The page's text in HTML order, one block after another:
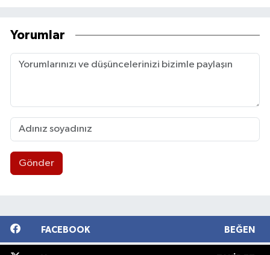
Yorumlar
Gönder
FACEBOOK BEĞEN